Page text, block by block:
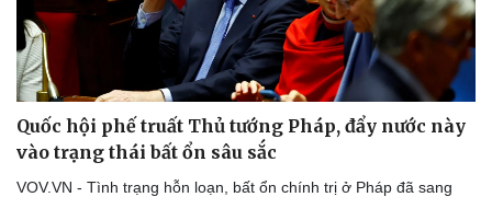
Quốc hội phế truất Thủ tướng Pháp, đẩy nước này
vào trạng thái bất ổn sâu sắc
VOV.VN - Tình trạng hỗn loạn, bất ổn chính trị ở Pháp đã sang